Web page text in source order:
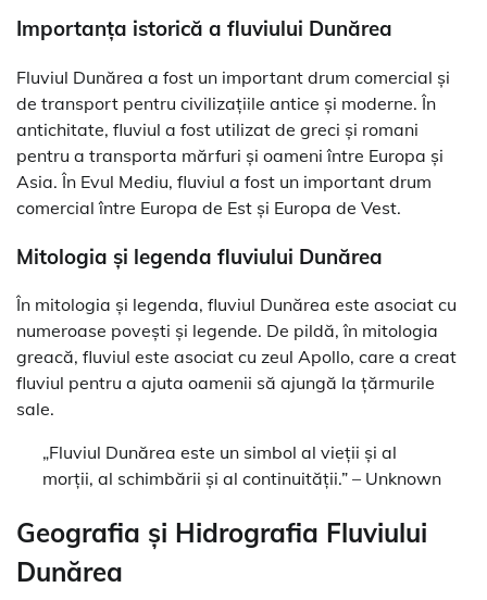
Importanța istorică a fluviului Dunărea
Fluviul Dunărea a fost un important drum comercial și
de transport pentru civilizațiile antice și moderne. În
antichitate, fluviul a fost utilizat de greci și romani
pentru a transporta mărfuri și oameni între Europa și
Asia. În Evul Mediu, fluviul a fost un important drum
comercial între Europa de Est și Europa de Vest.
Mitologia și legenda fluviului Dunărea
În mitologia și legenda, fluviul Dunărea este asociat cu
numeroase povești și legende. De pildă, în mitologia
greacă, fluviul este asociat cu zeul Apollo, care a creat
fluviul pentru a ajuta oamenii să ajungă la țărmurile
sale.
„Fluviul Dunărea este un simbol al vieții și al
morții, al schimbării și al continuității.” – Unknown
Geografia și Hidrografia Fluviului
Dunărea